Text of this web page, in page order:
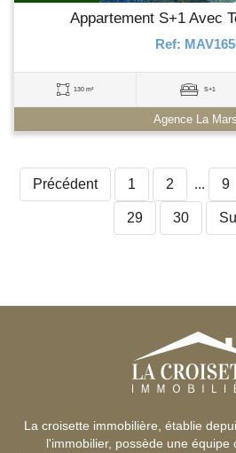
Appartement S+1 Avec
Ref:
130 m² S+1
Agence La
Précédent 1 2 ... 9
29 30
La croisette immobilière, établie
l'immobilier, possède une équipe